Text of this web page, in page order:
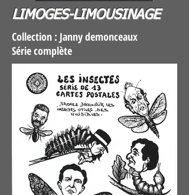
LIMOGES-LIMOUSINAGE
Collection : Janny demonceaux
Série complète